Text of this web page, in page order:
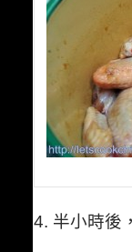
4. 半小時後